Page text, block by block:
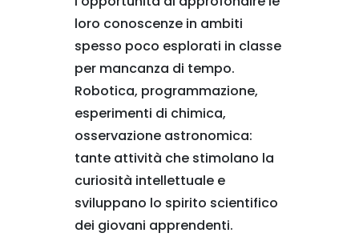
loro conoscenze in ambiti
spesso poco esplorati in classe
per mancanza di tempo.
Robotica, programmazione,
esperimenti di chimica,
osservazione astronomica:
tante attività che stimolano la
curiosità intellettuale e
sviluppano lo spirito scientifico
dei giovani apprendenti.